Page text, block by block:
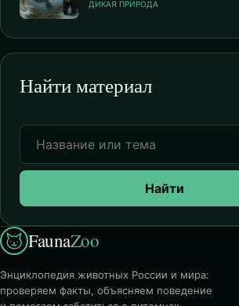
ДИКАЯ ПРИРОДА
Найти материал
Найти
FaunaZoo
Энциклопедия животных России и мира:
проверяем факты, объясняем поведение